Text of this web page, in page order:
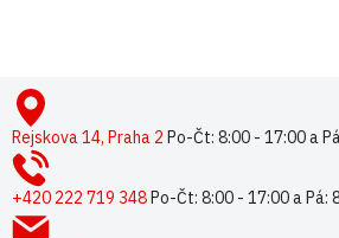
pRejskova 14, Praha 2 Po-Čt: 8:00 - 17:00 a
+420 222 719 348Po-Čt: 8:00 - 17:00 a Pá: